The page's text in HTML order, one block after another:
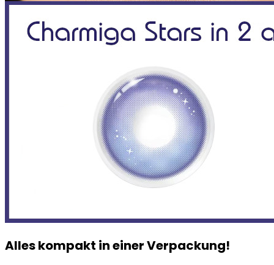
Alles kompakt in einer Verpackung!